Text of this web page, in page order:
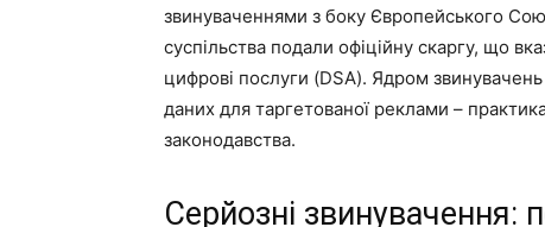
звинуваченнями з боку Європейського
суспільства подали офіційну скаргу, що
цифрові послуги (DSA). Ядром
даних для таргетованої реклами –
законодавства.
Серйозні звинувачення: